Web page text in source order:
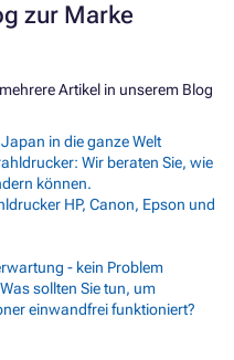
zur Marke
Artikel in unserem Blog
in die ganze Welt
Wir beraten Sie, wie
können.
HP, Canon, Epson und
- kein Problem
sollten Sie tun, um
einwandfrei funktioniert?